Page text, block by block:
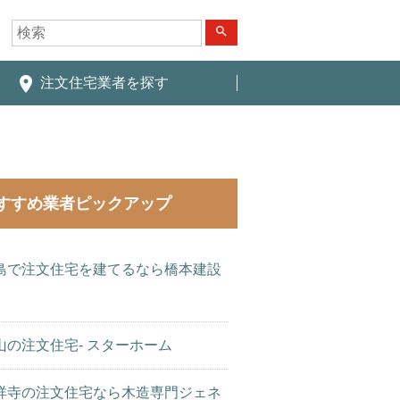
search
place 注文住宅業者を探す
すめ業者ピックアップ
で注文住宅を建てるなら橋本建設
の注文住宅- スターホーム
寺の注文住宅なら木造専門ジェネ